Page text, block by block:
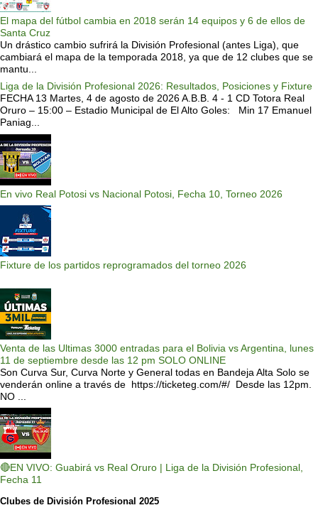
El mapa del fútbol cambia en 2018 serán 14 equipos y 6 de ellos de
Santa Cruz
Un drástico cambio sufrirá la División Profesional (antes Liga), que
cambiará el mapa de la temporada 2018, ya que de 12 clubes que se
mantu...
Liga de la División Profesional 2026: Resultados, Posiciones y Fixture
FECHA 13 Martes, 4 de agosto de 2026 A.B.B. 4 - 1 CD Totora Real
Oruro – 15:00 – Estadio Municipal de El Alto Goles: Min 17 Emanuel
Paniag...
En vivo Real Potosi vs Nacional Potosi, Fecha 10, Torneo 2026
Fixture de los partidos reprogramados del torneo 2026
Venta de las Ultimas 3000 entradas para el Bolivia vs Argentina, lunes
11 de septiembre desde las 12 pm SOLO ONLINE
Son Curva Sur, Curva Norte y General todas en Bandeja Alta Solo se
venderán online a través de https://ticketeg.com/#/ Desde las 12pm.
NO ...
🔴EN VIVO: Guabirá vs Real Oruro | Liga de la División Profesional,
Fecha 11
Clubes de División Profesional 2025